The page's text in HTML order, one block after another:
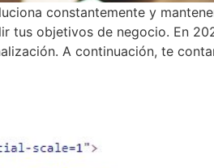
constantemente y
tus objetivos de negocio. En
A continuación, te